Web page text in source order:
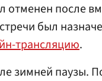
после
был
трансляцию.
зимней паузы.